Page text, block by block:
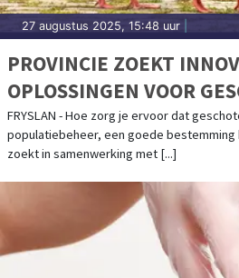
27 augustus 2025, 15:48 uur
PROVINCIE ZOEKT
OPLOSSINGEN VOOR
FRYSLAN - Hoe zorg je ervoor dat
populatiebeheer, een goede bestemming
zoekt in samenwerking met [...]